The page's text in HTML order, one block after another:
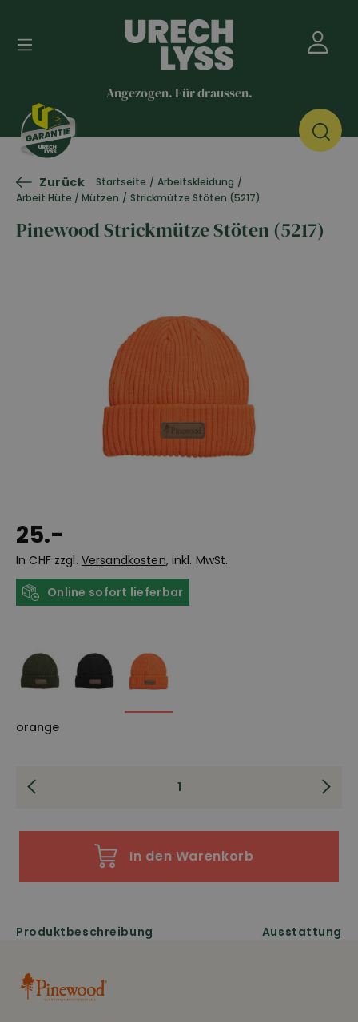
Angezogen. Für draussen.
Zurück Startseite / Arbeitskleidung /
Arbeit Hüte / Mützen / Strickmütze Stöten (5217)
Pinewood Strickmütze Stöten (5217)
25.-
In CHF zzgl. Versandkosten, inkl. MwSt.
Online sofort lieferbar
orange
In den Warenkorb
Produktbeschreibung Ausstattung